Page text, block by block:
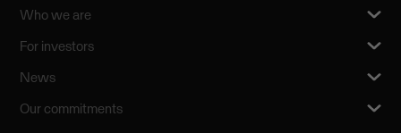
Who we are
For investors
News
Our commitments